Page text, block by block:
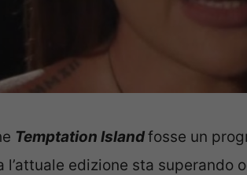
Temptation Islandfosse un
l’attuale edizione sta